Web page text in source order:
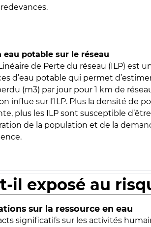
eau potable sur le réseau
de Perte du réseau (ILP) est
d’eau potable qui permet
(m3) par jour pour 1 km de
influe sur l’ILP. Plus la densité de
plus les ILP sont susceptible
de la population et de la
il exposé au
sur la ressource en eau
significatifs sur les activités